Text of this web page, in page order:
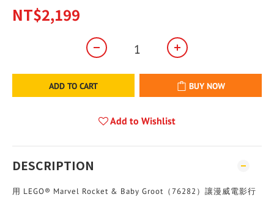
NT$2,199
ADD TO CART BUY NOW
Add to Wishlist
DESCRIPTION
用 LEGO® Marvel Rocket & Baby Groot（76282）讓漫威電影行